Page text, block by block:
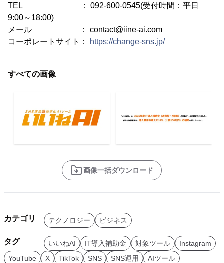
TEL ： 092-600-0545(受付時間：平日
9:00～18:00)
メール ： contact@iine-ai.com
コーポレートサイト：
https://change-sns.jp/
すべての画像
画像一括ダウンロード
カテゴリ テクノロジー ビジネス
タグ いいねAI IT導入補助金 対象ツール
Instagram
YouTube
X TikTok SNS SNS運用 AIツール